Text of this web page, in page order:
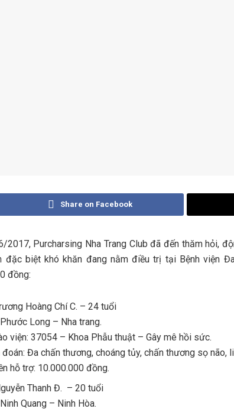
Share on Facebook
2017, Purcharsing Nha Trang Club đã đến thăm hỏi,
đặc biệt khó khăn đang nằm điều trị tại Bệnh viện
đồng:
Hoàng Chí C. – 24 tuổi
Long – Nha trang.
viện: 37054 – Khoa Phẫu thuật – Gây mê hồi sức.
đoán: Đa chấn thương, choáng tủy, chấn thương sọ não,
hỗ trợ: 10.000.000 đồng.
Thanh Đ. – 20 tuổi
Quang – Ninh Hòa.